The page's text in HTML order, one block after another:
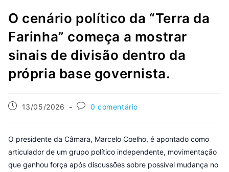
O cenário político da “Terra da
Farinha” começa a mostrar
sinais de divisão dentro da
própria base governista.
13/05/2026 0 comentário
O presidente da Câmara, Marcelo Coelho, é apontado como
articulador de um grupo político independente, movimentação
que ganhou força após discussões sobre possível mudança no